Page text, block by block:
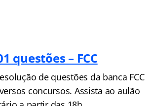
questões – FCC
de questões da banca FCC
concursos. Assista ao aulão